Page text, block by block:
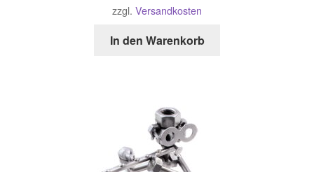
zzgl. Versandkosten
In den Warenkorb